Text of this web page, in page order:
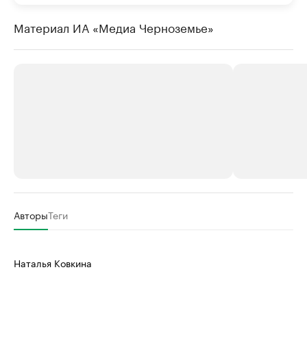
Материал ИА «Медиа Черноземье»
Делитесь новостями бизнеса на РБК
бренды спикеров бизнеса
АвторыТеги
Наталья Ковкина